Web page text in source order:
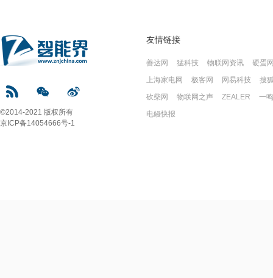
©2014-2021 版权所有
京ICP备14054666号-1
友情链接
善达网 猛科技 物联网资讯
硬蛋
上海家电网
极客网 网易科技
搜
砍柴网
物联网之声 ZEALER
一
电鳗快报